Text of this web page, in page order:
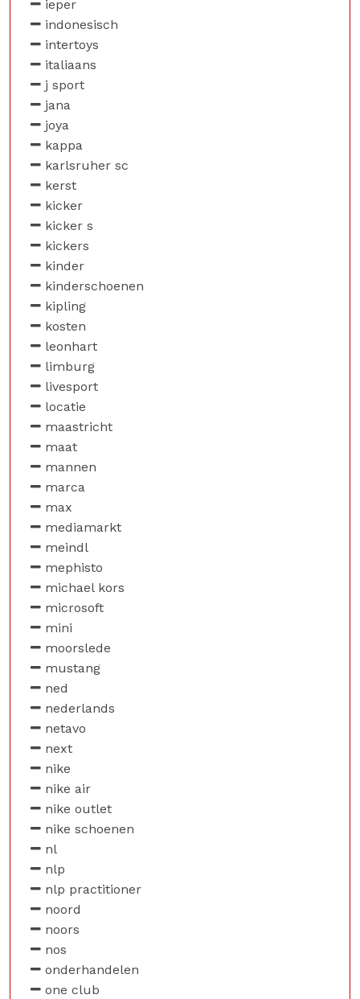
ieper
indonesisch
intertoys
italiaans
j sport
jana
joya
kappa
karlsruher sc
kerst
kicker
kicker s
kickers
kinder
kinderschoenen
kipling
kosten
leonhart
limburg
livesport
locatie
maastricht
maat
mannen
marca
max
mediamarkt
meindl
mephisto
michael kors
microsoft
mini
moorslede
mustang
ned
nederlands
netavo
next
nike
nike air
nike outlet
nike schoenen
nl
nlp
nlp practitioner
noord
noors
nos
onderhandelen
one club